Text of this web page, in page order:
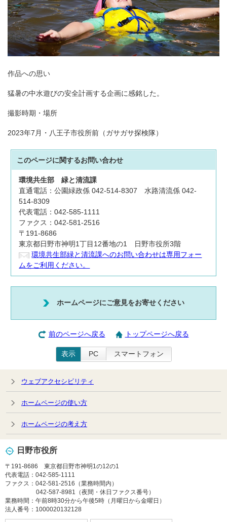
作品への思い
猛暑の中水遊びの安全計画する企画に感銘した。
撮影時期・場所
2023年7月・八王子市役所前（ガサガサ探検隊）
このページに関するお問い合わせ
環境共生部緑と清流課
直通電話：公園緑政係 042-514-8307 水路清流係 042-
514-8309
代表電話：042-585-1111
ファクス：042-581-2516
〒191-8686
東京都日野市神明1丁目12番地の1 日野市役所3階
環境共生部緑と清流課へのお問い合わせは専用フォー
ムをご利用ください。
ホームページにご意見をお寄せください
前のページへ戻る トップページへ戻る
表示 PC スマートフォン
ウェブアクセシビリティ
ホームページの使い方
ホームページの考え方
日野市役所
〒191-8686 東京都日野市神明1の12の1
代表電話：042-585-1111
ファクス：042-581-2516（業務時間内）
042-587-8981（夜間・休日ファクス番号）
業務時間：午前8時30分から午後5時（月曜日から金曜日）
法人番号：1000020132128